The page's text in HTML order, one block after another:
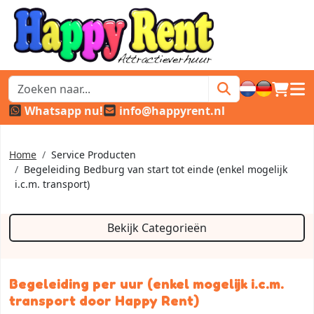
Whatsapp nu!
info@happyrent.nl
Home
Service Producten
Begeleiding Bedburg van start tot einde (enkel mogelijk
i.c.m. transport)
Bekijk Categorieën
Begeleiding per uur (enkel mogelijk i.c.m.
transport door Happy Rent)